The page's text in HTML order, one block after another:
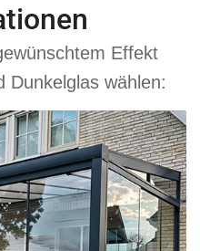
Effekt
Dunkelglas wählen: